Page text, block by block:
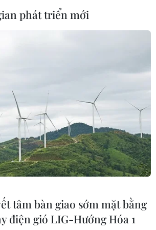
Xem thêm
TẤN XÃ VIỆT NAM
TIẾN DUẨN
NGUYỄN THỊ TÁM, KHÚC THANH
Quy định sử dụng
TTXVN
Quảng cáo
phát triển mới
tâm bàn giao sớm mặt bằng
điện gió LIG-Hướng Hóa 1